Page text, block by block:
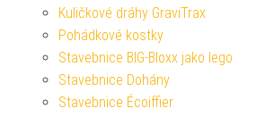
Kuličkové dráhy GraviTrax
Pohádkové kostky
Stavebnice BIG-Bloxx jako lego
Stavebnice Dohány
Stavebnice Écoiffier